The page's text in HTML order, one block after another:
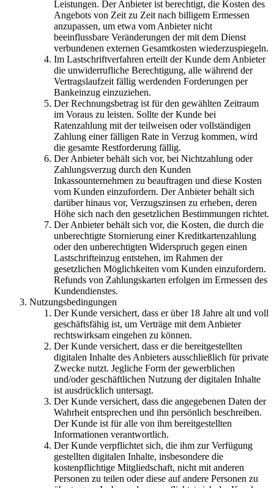
Leistungen. Der Anbieter ist berechtigt, die Kosten des
Angebots von Zeit zu Zeit nach billigem Ermessen
anzupassen, um etwa vom Anbieter nicht
beeinflussbare Veränderungen der mit dem Dienst
verbundenen externen Gesamtkosten wiederzuspiegeln.
Im Lastschriftverfahren erteilt der Kunde dem Anbieter
die unwiderrufliche Berechtigung, alle während der
Vertragslaufzeit fällig werdenden Forderungen per
Bankeinzug einzuziehen.
Der Rechnungsbetrag ist für den gewählten Zeitraum
im Voraus zu leisten. Sollte der Kunde bei
Ratenzahlung mit der teilweisen oder vollständigen
Zahlung einer fälligen Rate in Verzug kommen, wird
die gesamte Restforderung fällig.
Der Anbieter behält sich vor, bei Nichtzahlung oder
Zahlungsverzug durch den Kunden
Inkassounternehmen zu beauftragen und diese Kosten
vom Kunden einzufordern. Der Anbieter behält sich
darüber hinaus vor, Verzugszinsen zu erheben, deren
Höhe sich nach den gesetzlichen Bestimmungen richtet.
Der Anbieter behält sich vor, die Kosten, die durch die
unberechtigte Stornierung einer Kreditkartenzahlung
oder den unberechtigten Widerspruch gegen einen
Lastschrifteinzug entstehen, im Rahmen der
gesetzlichen Möglichkeiten vom Kunden einzufordern.
Refunds von Zahlungskarten erfolgen im Ermessen des
Kundendienstes.
Nutzungsbedingungen
Der Kunde versichert, dass er über 18 Jahre alt und voll
geschäftsfähig ist, um Verträge mit dem Anbieter
rechtswirksam eingehen zu können.
Der Kunde versichert, dass er die bereitgestellten
digitalen Inhalte des Anbieters ausschließlich für private
Zwecke nutzt. Jegliche Form der gewerblichen
und/oder geschäftlichen Nutzung der digitalen Inhalte
ist ausdrücklich untersagt.
Der Kunde versichert, dass die angegebenen Daten der
Wahrheit entsprechen und ihn persönlich beschreiben.
Der Kunde ist für alle von ihm bereitgestellten
Informationen verantwortlich.
Der Kunde verpflichtet sich, die ihm zur Verfügung
gestellten digitalen Inhalte, insbesondere die
kostenpflichtige Mitgliedschaft, nicht mit anderen
Personen zu teilen oder diese auf andere Personen zu